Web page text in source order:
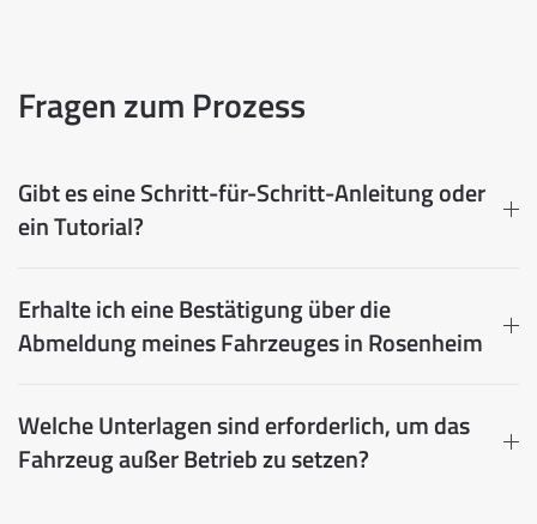
Fragen zum Prozess
Gibt es eine Schritt-für-Schritt-Anleitung oder
ein Tutorial?
Erhalte ich eine Bestätigung über die
Abmeldung meines Fahrzeuges in Rosenheim
Welche Unterlagen sind erforderlich, um das
Fahrzeug außer Betrieb zu setzen?